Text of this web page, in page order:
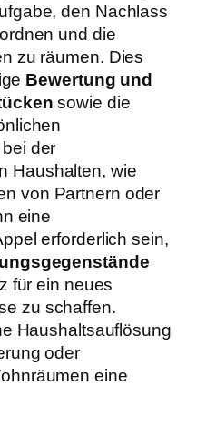
den Nachlass
und die
zu räumen. Dies
Bewertung und
sowie die
der
Haushalten, wie
von Partnern oder
eine
erforderlich sein,
für ein neues
zu schaffen.
Haushaltsauflösung
oder
eine